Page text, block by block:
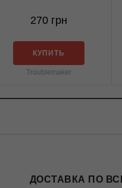
270 грн
КУПИТЬ
Troublemaker
ДОСТАВКА ПО